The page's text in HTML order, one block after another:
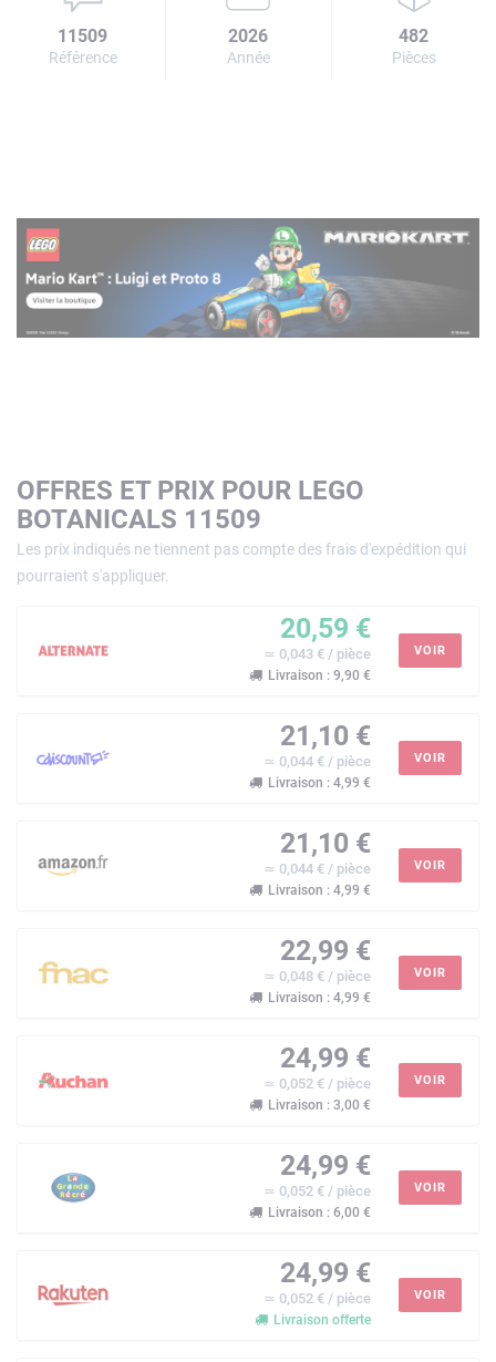
11509
Référence
2026
Année
482
Pièces
OFFRES ET PRIX POUR LEGO
BOTANICALS 11509
Les prix indiqués ne tiennent pas compte des frais d'expédition qui
pourraient s'appliquer.
20,59 €
≃ 0,043 € / pièce
Livraison : 9,90 €
VOIR
21,10 €
≃ 0,044 € / pièce
Livraison : 4,99 €
VOIR
21,10 €
≃ 0,044 € / pièce
Livraison : 4,99 €
VOIR
22,99 €
≃ 0,048 € / pièce
Livraison : 4,99 €
VOIR
24,99 €
≃ 0,052 € / pièce
Livraison : 3,00 €
VOIR
24,99 €
≃ 0,052 € / pièce
Livraison : 6,00 €
VOIR
24,99 €
≃ 0,052 € / pièce
Livraison offerte
VOIR